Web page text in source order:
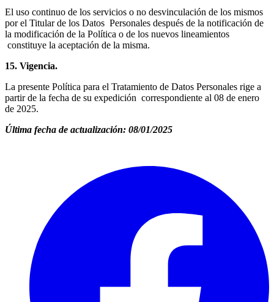
El uso continuo de los servicios o no desvinculación de los mismos
por el Titular de los Datos Personales después de la notificación de
la modificación de la Política o de los nuevos lineamientos
constituye la aceptación de la misma.
15. Vigencia.
La presente Política para el Tratamiento de Datos Personales rige a
partir de la fecha de su expedición correspondiente al 08 de enero
de 2025.
Última fecha de actualización: 08/01/2025